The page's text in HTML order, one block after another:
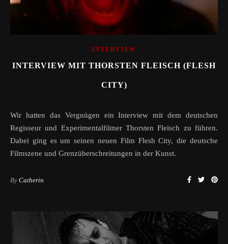
INTERVIEW
INTERVIEW MIT THORSTEN FLEISCH (FLESH
CITY)
Wir hatten das Vergnügen ein Interview mit dem deutschen
Regisseur und Experimentalfilmer Thorsten Fleisch zu führen.
Dabei ging es um seinen neuen Film Flesh City, die deutsche
Filmszene und Grenzüberschreitungen in der Kunst.
By Catherin